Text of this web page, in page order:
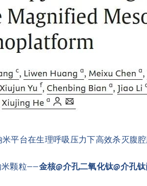
平台在生理呼吸压力下高效杀灭腹
米颗粒——金核@介孔二氧化钛@介孔